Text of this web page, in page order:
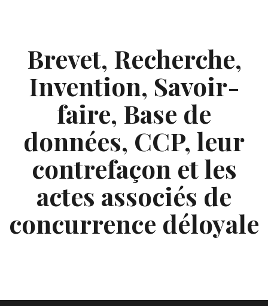
Brevet, Recherche,
Invention, Savoir-
faire, Base de
données, CCP, leur
contrefaçon et les
actes associés de
concurrence déloyale